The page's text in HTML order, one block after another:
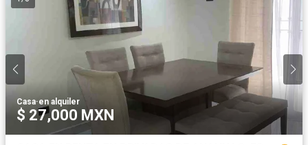
Casa·en alquiler
$ 27,000 MXN